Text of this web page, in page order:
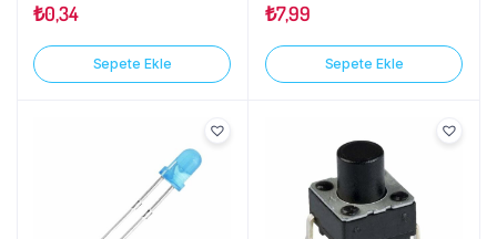
₺0,34
Sepete Ekle
₺7,99
Sepete Ekle